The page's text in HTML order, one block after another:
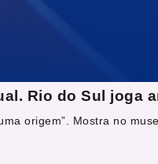
Rio do Sul joga
origem”. Mostra no